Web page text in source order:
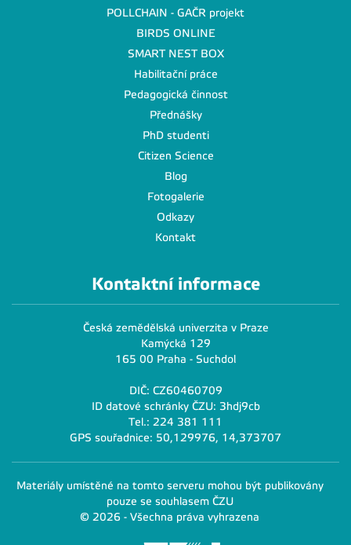
POLLCHAIN - GAČR projekt
BIRDS ONLINE
SMART NEST BOX
Habilitační práce
Pedagogická činnost
Přednášky
PhD studenti
Citizen Science
Blog
Fotogalerie
Odkazy
Kontakt
Kontaktní informace
Česká zemědělská univerzita v Praze
Kamýcká 129
165 00 Praha - Suchdol
DIČ: CZ60460709
ID datové schránky ČZU: 3hdj9cb
Tel.: 224 381 111
GPS souřadnice: 50,129976, 14,373707
Materiály umístěné na tomto serveru mohou být publikovány
pouze se souhlasem ČZU
© 2026 - Všechna práva vyhrazena